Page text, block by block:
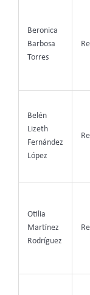
Beronica
Barbosa
Torres
Belén
Lizeth
Fernández
López
Otilia
Martínez
Rodríguez